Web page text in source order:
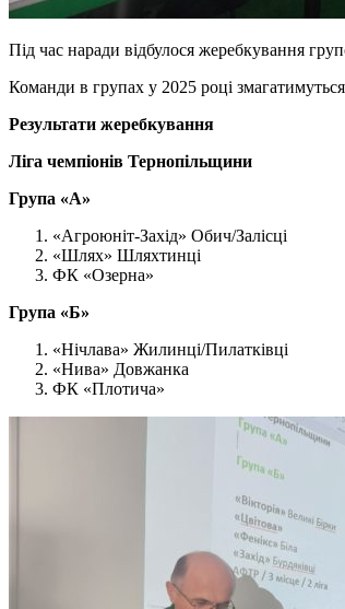
Під час наради відбулося жеребкування
Команди в групах у 2025 році
Результати жеребкування
Ліга чемпіонів Тернопільщини
Група «А»
«Агроюніт-Захід» Обич/Залісці
«Шлях» Шляхтинці
ФК «Озерна»
Група «Б»
«Нічлава» Жилинці/Пилатківці
«Нива» Довжанка
ФК «Плотича»